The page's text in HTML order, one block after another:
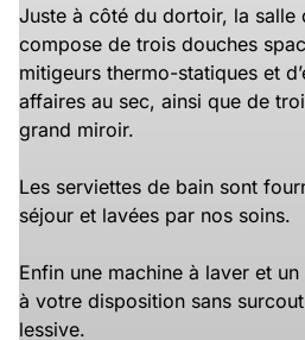
Juste à côté du dortoir, la salle
compose de trois douches
mitigeurs thermo-statiques et
affaires au sec, ainsi que de
grand miroir.
Les serviettes de bain sont
séjour et lavées par nos soins.
Enfin une machine à laver et
à votre disposition sans
lessive.